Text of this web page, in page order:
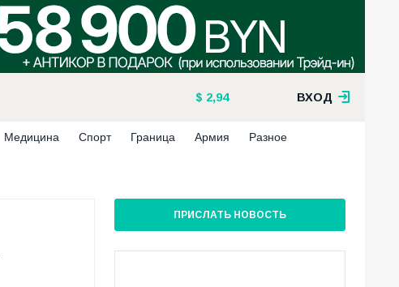
2,94 ВХОД
Медицина Спорт Граница Армия Разное
ПРИСЛАТЬ НОВОСТЬ